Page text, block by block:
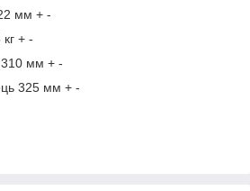
мм + -
+ -
310 мм + -
325 мм + -